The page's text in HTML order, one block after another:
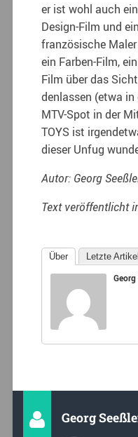
er ist wohl auch
De­sign-Film und
fran­zösische
ein Farben-Film,
Film über das
denlassen (etwa
MTV-Spot in der
TOYS ist
dieser Unfug
Autor: Georg
Text veröffentlicht
Über Letzte Artikel
Georg